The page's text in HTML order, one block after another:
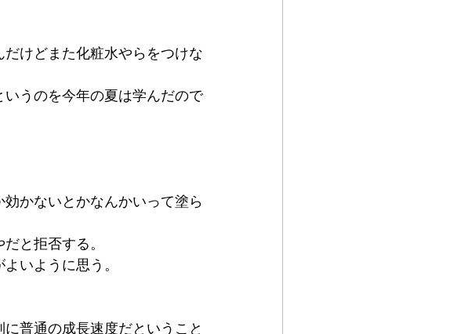
けどまた化粧水やらをつけな
うのを今年の夏は学んだので
かないとかなんかいって塗ら
と拒否する。
いように思う。
普通の成長速度だということ